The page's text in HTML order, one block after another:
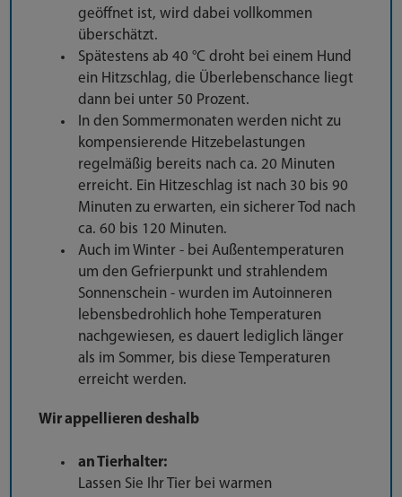
geöffnet ist, wird dabei vollkommen
überschätzt.
Spätestens ab 40 °C droht bei einem Hund
ein Hitzschlag, die Überlebenschance liegt
dann bei unter 50 Prozent.
In den Sommermonaten werden nicht zu
kompensierende Hitzebelastungen
regelmäßig bereits nach ca. 20 Minuten
erreicht. Ein Hitzeschlag ist nach 30 bis 90
Minuten zu erwarten, ein sicherer Tod nach
ca. 60 bis 120 Minuten.
Auch im Winter - bei Außentemperaturen
um den Gefrierpunkt und strahlendem
Sonnenschein - wurden im Autoinneren
lebensbedrohlich hohe Temperaturen
nachgewiesen, es dauert lediglich länger
als im Sommer, bis diese Temperaturen
erreicht werden.
Wir appellieren deshalb
an Tierhalter:
Lassen Sie Ihr Tier bei warmen